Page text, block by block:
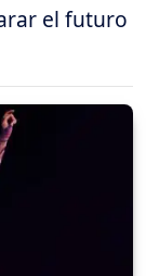
el futuro